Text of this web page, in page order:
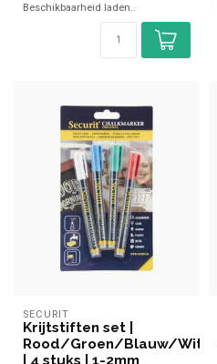
Beschikbaarheid laden..
SECURIT
Krijtstiften set |
Rood/Groen/Blauw/Wit
| 4 stuks | 1-2mm